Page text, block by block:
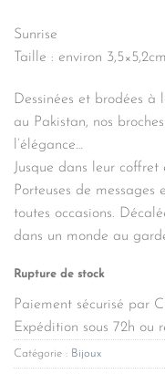
Sunrise
Taille : environ 3,5×5,2cm
Dessinées et brodées
au Pakistan, nos
l’élégance…
Jusque dans leur
Porteuses de messages
toutes occasions.
dans un monde au
Rupture de stock
Paiement sécurisé par
Expédition sous 72h ou
Catégorie : Bijoux